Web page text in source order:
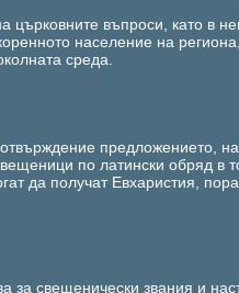
църковните въпроси, като в
население на
среда.
предложението,
по латински обряд в
да получат Евхаристия,
за свещенически звания и